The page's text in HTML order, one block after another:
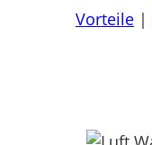
Vorteile |